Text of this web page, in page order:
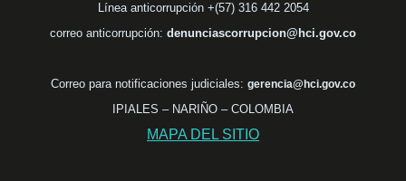
Línea anticorrupción +(57) 316 442 2054
correo anticorrupción: denunciascorrupcion@hci.gov.co
Correo para notificaciones judiciales: gerencia@hci.gov.co
IPIALES – NARIÑO – COLOMBIA
MAPA DEL SITIO